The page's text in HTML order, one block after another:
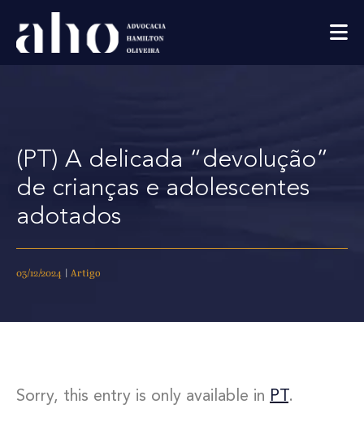
(PT) A delicada “devolução”
de crianças e adolescentes
adotados
03/12/2024 | Artigo
Sorry, this entry is only available in PT .